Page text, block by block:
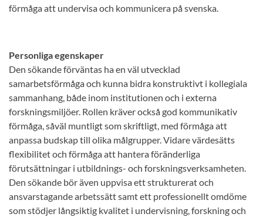
förmåga att undervisa och kommunicera på svenska.
Personliga egenskaper
Den sökande förväntas ha en väl utvecklad
samarbetsförmåga och kunna bidra konstruktivt i kollegiala
sammanhang, både inom institutionen och i externa
forskningsmiljöer. Rollen kräver också god kommunikativ
förmåga, såväl muntligt som skriftligt, med förmåga att
anpassa budskap till olika målgrupper. Vidare värdesätts
flexibilitet och förmåga att hantera föränderliga
förutsättningar i utbildnings- och forskningsverksamheten.
Den sökande bör även uppvisa ett strukturerat och
ansvarstagande arbetssätt samt ett professionellt omdöme
som stödjer långsiktig kvalitet i undervisning, forskning och